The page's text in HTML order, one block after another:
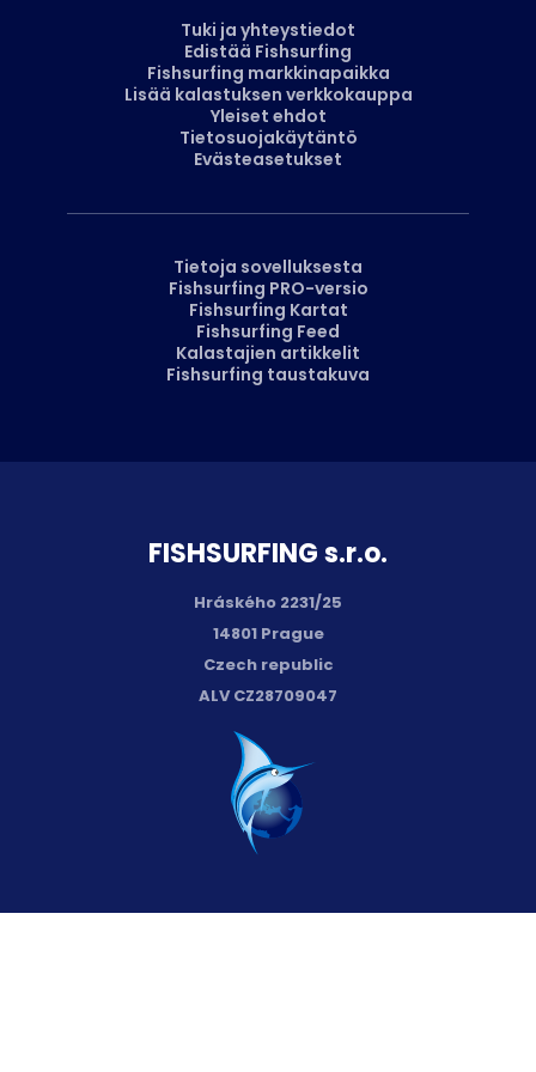
FISH­SURFING s.r.o.
Hráského 2231/25
14801 Prague
Czech republic
ALV CZ28709047
Tuki ja yhteystiedot
Edistää Fishsurfing
Fishsurfing markkinapaikka
Lisää kalastuksen verkkokauppa
Yleiset ehdot
Tietosuojakäytäntö
Evästeasetukset
Tietoja sovelluksesta
Fishsurfing PRO-versio
Fishsurfing Kartat
Fishsurfing Feed
Kalastajien artikkelit
Fishsurfing taustakuva